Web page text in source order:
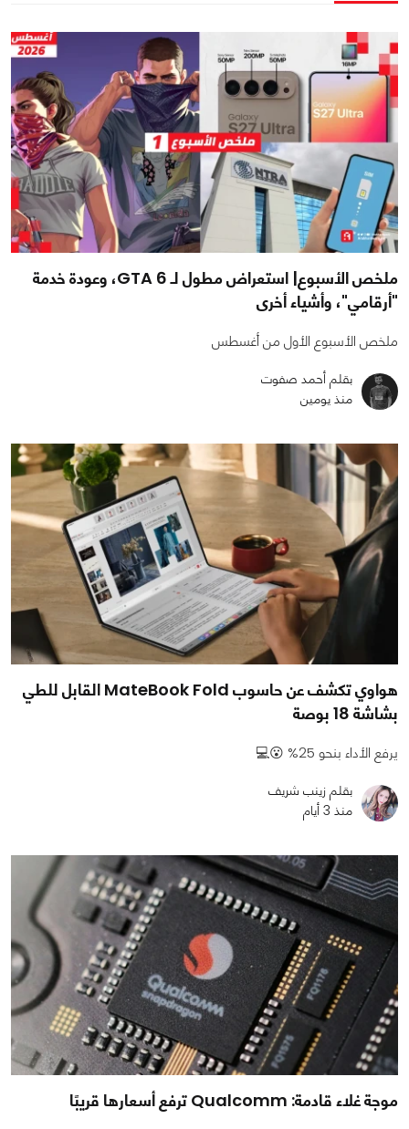
ملخص الأسبوع| استعراض مطول لـ GTA 6، وعودة خدمة
"أرقامي"، وأشياء أخرى
ملخص الأسبوع الأول من أغسطس
بقلم أحمد صفوت
منذ يومين
هواوي تكشف عن حاسوب MateBook Fold القابل للطي
بشاشة 18 بوصة
يرفع الأداء بنحو 25% 😮💻
بقلم زينب شريف
منذ 3 أيام
موجة غلاء قادمة: Qualcomm ترفع أسعارها قريبًا